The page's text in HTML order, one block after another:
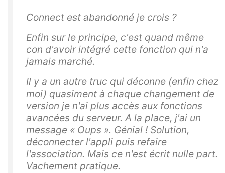
Connect est abandonné je crois ?
Enfin sur le principe, c'est quand même
con d'avoir intégré cette fonction qui n'a
jamais marché.
Il y a un autre truc qui déconne (enfin chez
moi) quasiment à chaque changement de
version je n'ai plus accès aux fonctions
avancées du serveur. A la place, j'ai un
message « Oups ». Génial ! Solution,
déconnecter l'appli puis refaire
l'association. Mais ce n'est écrit nulle part.
Vachement pratique.